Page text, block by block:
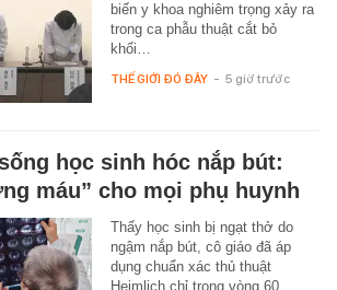
biến y khoa nghiêm trọng xảy ra
trong ca phẫu thuật cắt bỏ
khối…
THẾ GIỚI ĐÓ ĐÂY - 5 giờ trước
học sinh hóc nắp bút:
máu” cho mọi phụ huynh
Thấy học sinh bị ngạt thở do
ngậm nắp bút, cô giáo đã áp
dụng chuẩn xác thủ thuật
Heimlich chỉ trong vòng 60…